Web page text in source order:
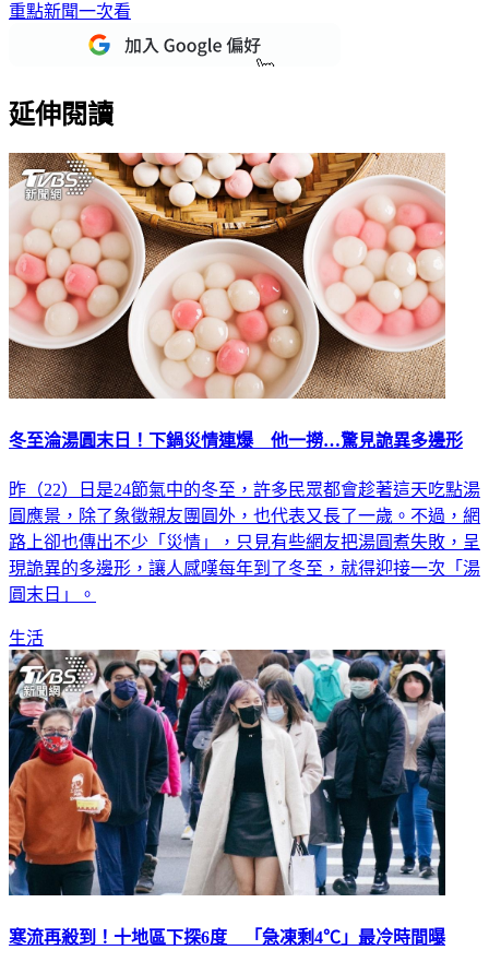
重點新聞一次看
延伸閱讀
冬至淪湯圓末日！下鍋災情連爆 他一撈…驚見詭異多邊形
昨（22）日是24節氣中的冬至，許多民眾都會趁著這天吃點湯
圓應景，除了象徵親友團圓外，也代表又長了一歲。不過，網
路上卻也傳出不少「災情」，只見有些網友把湯圓煮失敗，呈
現詭異的多邊形，讓人感嘆每年到了冬至，就得迎接一次「湯
圓末日」。
生活
寒流再殺到！十地區下探6度 「急凍剩4℃」最冷時間曝